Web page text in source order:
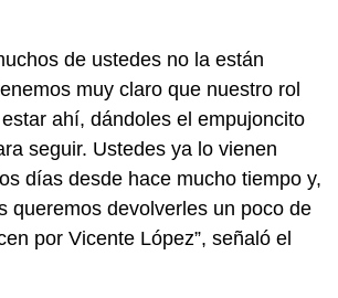
de ustedes no la están
muy claro que nuestro rol
ahí, dándoles el empujoncito
seguir. Ustedes ya lo vienen
días desde hace mucho tiempo y,
queremos devolverles un poco de
por Vicente López”, señaló el